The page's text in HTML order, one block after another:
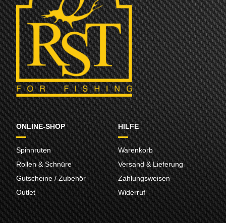
ONLINE-SHOP
Spinnruten
Rollen & Schnüre
Gutscheine / Zubehör
Outlet
HILFE
Warenkorb
Versand & Lieferung
Zahlungsweisen
Widerruf